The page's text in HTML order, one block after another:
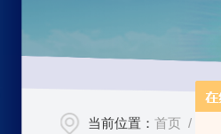
当前位置：首页 /